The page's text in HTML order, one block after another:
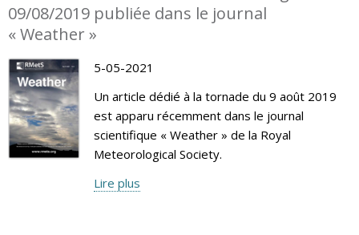
09/08/2019 publiée dans le journal
« Weather »
5-05-2021
Un article dédié à la tornade du 9 août 2019
est apparu récemment dans le journal
scientifique « Weather » de la Royal
Meteorological Society.
Lire plus